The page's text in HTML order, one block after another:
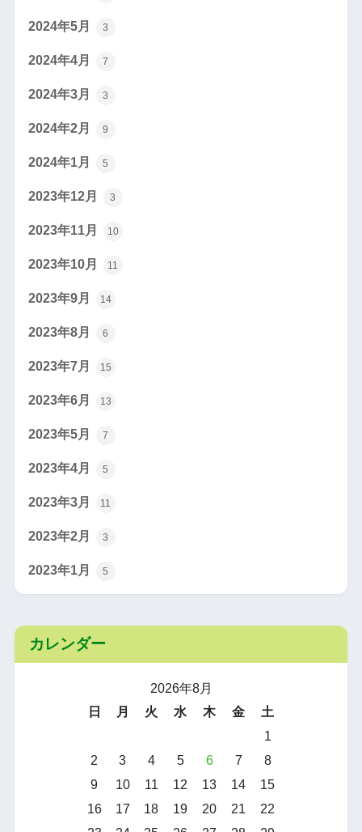
2024年5月 3
2024年4月 7
2024年3月 3
2024年2月 9
2024年1月 5
2023年12月 3
2023年11月 10
2023年10月 11
2023年9月 14
2023年8月 6
2023年7月 15
2023年6月 13
2023年5月 7
2023年4月 5
2023年3月 11
2023年2月 3
2023年1月 5
カレンダー
2026年8月
日
月 火 水 木 金
土
1
2
3 4 5 6 7
8
9
10 11 12 13 14
15
16
17 18 19 20 21
22